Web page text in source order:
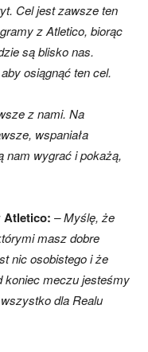
Cel jest zawsze ten
z Atletico, biorąc
są blisko nas.
osiągnąć ten cel.
z nami. Na
wspaniała
nam wygrać i pokażą,
Atletico: – Myślę, że
masz dobre
nic osobistego i że
koniec meczu jesteśmy
dla Realu